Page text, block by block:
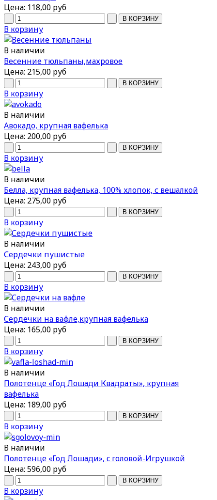
Цена: 118,00 руб
В корзину
В наличии
Весенние тюльпаны,махровое
Цена: 215,00 руб
В корзину
В наличии
Авокадо, крупная вафелька
Цена: 200,00 руб
В корзину
В наличии
Белла, крупная вафелька, 100% хлопок, с вешалкой
Цена: 275,00 руб
В корзину
В наличии
Сердечки пушистые
Цена: 243,00 руб
В корзину
В наличии
Сердечки на вафле,крупная вафелька
Цена: 165,00 руб
В корзину
В наличии
Полотенце «Год Лошади Квадраты», крупная
вафелька
Цена: 189,00 руб
В корзину
В наличии
Полотенце «Год Лошади», c головой-Игрушкой
Цена: 596,00 руб
В корзину